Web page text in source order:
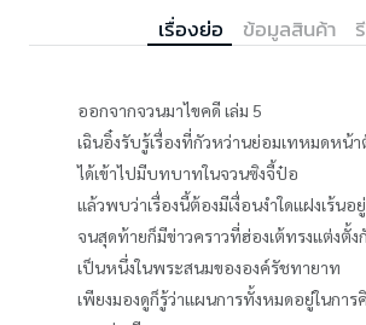
เรื่องย่อ ข้อมูลสินค้า
ออกจากจวนมาไขคดี เล่ม 5
เฉินอิ๋งรับรู้เรื่องที่กัวหว่านย่อมเทหมดหน้
ได้เข้าไปมีบทบาทในจวนซิงจี้ป๋อ
แล้วพบว่าเรื่องนี้ต้องมีเงื่อนงำใดแฝงเร้นอ
จนสุดท้ายก็มีข่าวคราวที่ฮ่องเต้ทรงแต่งตั้ง
เป็นหนึ่งในพระสนมขององค์รัชทายาท
เพียงมองดูก็รู้ว่าแผนการทั้งหมดอยู่ในกา